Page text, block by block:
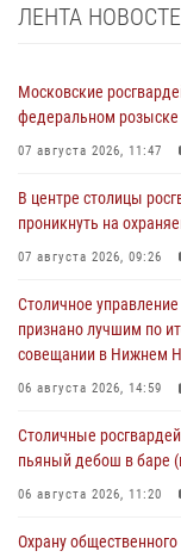
ЛЕНТА
Московские
федеральном
07 августа 2026, 11:47
В центре столицы
проникнуть на
07 августа 2026, 09:26
Столичное
признано лучшим по
совещании в Нижнем
06 августа 2026, 14:59
Столичные
пьяный дебош в баре
06 августа 2026, 11:20
Охрану